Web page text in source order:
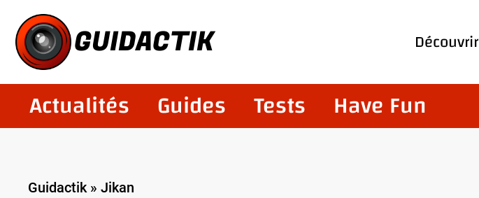
contenu
GUIDACTIK Découvrir
Actualités Guides Tests Have Fun
Guidactik» Jikan